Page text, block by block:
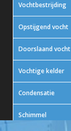
Vochtbestrijding
Opstijgend vocht
Doorslaand vocht
Vochtige kelder
Condensatie
Schimmel